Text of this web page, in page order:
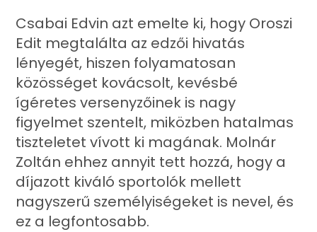
Csabai Edvin azt emelte ki, hogy Oroszi
Edit megtalálta az edzői hivatás
lényegét, hiszen folyamatosan
közösséget kovácsolt, kevésbé
ígéretes versenyzőinek is nagy
figyelmet szentelt, miközben hatalmas
tiszteletet vívott ki magának. Molnár
Zoltán ehhez annyit tett hozzá, hogy a
díjazott kiváló sportolók mellett
nagyszerű személyiségeket is nevel, és
ez a legfontosabb.